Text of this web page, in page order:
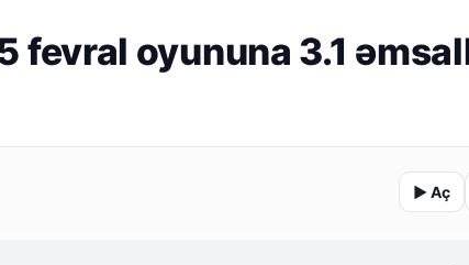
fevral oyununa 3.1
▶ Aç